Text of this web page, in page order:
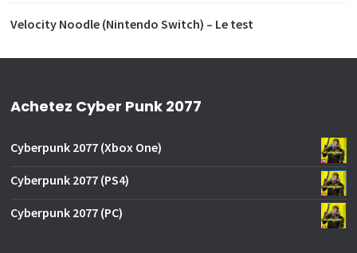
Velocity Noodle (Nintendo Switch) – Le test
Achetez Cyber Punk 2077
Cyberpunk 2077 (Xbox One)
Cyberpunk 2077 (PS4)
Cyberpunk 2077 (PC)